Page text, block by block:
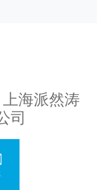
上海派然涛
司